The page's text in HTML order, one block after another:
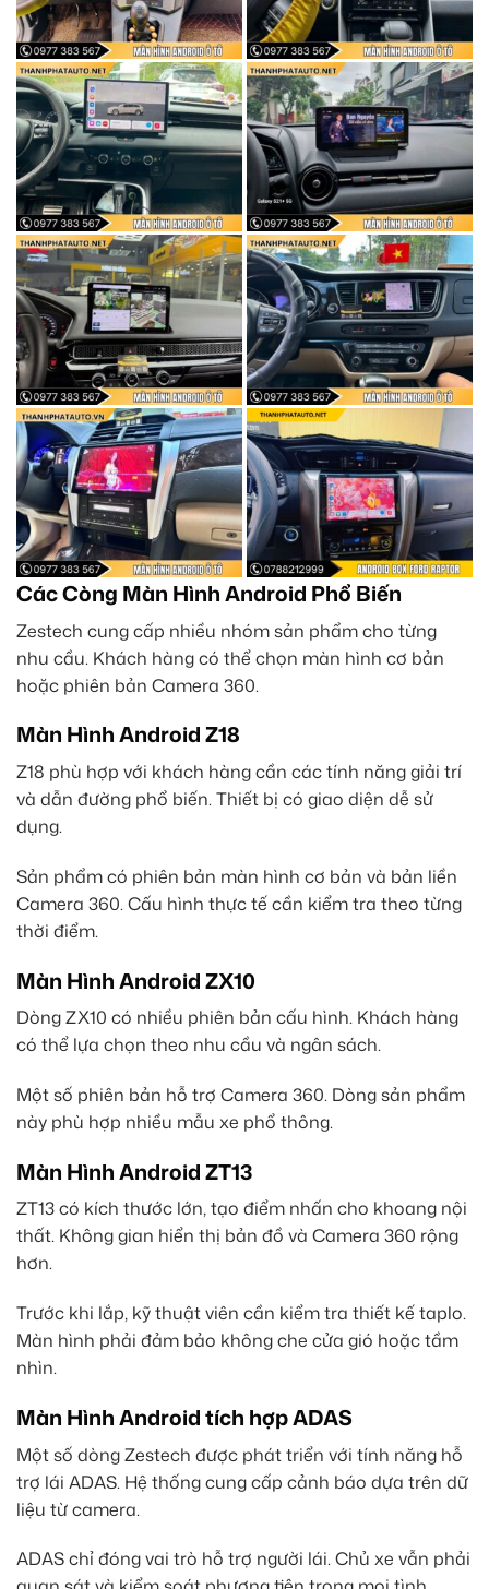
Các Còng Màn Hình Android Phổ Biến
Zestech cung cấp nhiều nhóm sản phẩm cho từng
nhu cầu. Khách hàng có thể chọn màn hình cơ bản
hoặc phiên bản Camera 360.
Màn Hình Android Z18
Z18 phù hợp với khách hàng cần các tính năng giải trí
và dẫn đường phổ biến. Thiết bị có giao diện dễ sử
dụng.
Sản phẩm có phiên bản màn hình cơ bản và bản liền
Camera 360. Cấu hình thực tế cần kiểm tra theo từng
thời điểm.
Màn Hình Android ZX10
Dòng ZX10 có nhiều phiên bản cấu hình. Khách hàng
có thể lựa chọn theo nhu cầu và ngân sách.
Một số phiên bản hỗ trợ Camera 360. Dòng sản phẩm
này phù hợp nhiều mẫu xe phổ thông.
Màn Hình Android ZT13
ZT13 có kích thước lớn, tạo điểm nhấn cho khoang nội
thất. Không gian hiển thị bản đồ và Camera 360 rộng
hơn.
Trước khi lắp, kỹ thuật viên cần kiểm tra thiết kế taplo.
Màn hình phải đảm bảo không che cửa gió hoặc tầm
nhìn.
Màn Hình Android tích hợp ADAS
Một số dòng Zestech được phát triển với tính năng hỗ
trợ lái ADAS. Hệ thống cung cấp cảnh báo dựa trên dữ
liệu từ camera.
ADAS chỉ đóng vai trò hỗ trợ người lái. Chủ xe vẫn phải